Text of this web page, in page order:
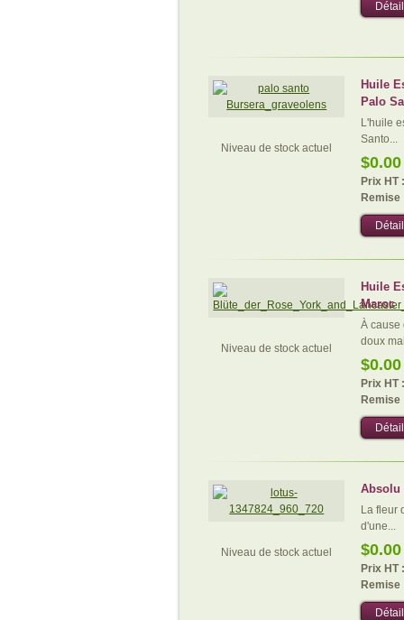
Niveau de stock actuel
Huile
Palo
L'huile
Santo...
$0.00
Prix HT
Remise
Niveau de stock actuel
Huile
Maroc
À cause
doux
$0.00
Prix HT
Niveau de stock actuel
Absolu
La fleur
d'une...
$0.00
Prix HT
Remise